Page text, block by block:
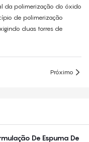
da polimerização do óxido
de polimerização
duas torres de
Próximo
De Espuma De